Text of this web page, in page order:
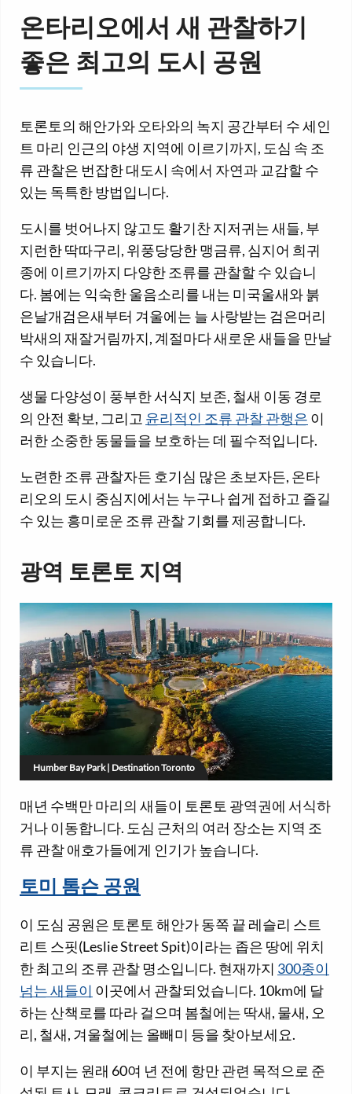
온타리오에서 새 관찰하기
좋은 최고의 도시 공원
토론토의 해안가와 오타와의 녹지 공간부터 수 세인
트 마리 인근의 야생 지역에 이르기까지, 도심 속 조
류 관찰은 번잡한 대도시 속에서 자연과 교감할 수
있는 독특한 방법입니다.
도시를 벗어나지 않고도 활기찬 지저귀는 새들, 부
지런한 딱따구리, 위풍당당한 맹금류, 심지어 희귀
종에 이르기까지 다양한 조류를 관찰할 수 있습니
다. 봄에는 익숙한 울음소리를 내는 미국울새와 붉
은날개검은새부터 겨울에는 늘 사랑받는 검은머리
박새의 재잘거림까지, 계절마다 새로운 새들을 만날
수 있습니다.
생물 다양성이 풍부한 서식지 보존, 철새 이동 경로
의 안전 확보, 그리고 윤리적인 조류 관찰 관행은 이
러한 소중한 동물들을 보호하는 데 필수적입니다.
노련한 조류 관찰자든 호기심 많은 초보자든, 온타
리오의 도시 중심지에서는 누구나 쉽게 접하고 즐길
수 있는 흥미로운 조류 관찰 기회를 제공합니다.
광역 토론토 지역
Humber Bay Park | Destination Toronto
매년 수백만 마리의 새들이 토론토 광역권에 서식하
거나 이동합니다. 도심 근처의 여러 장소는 지역 조
류 관찰 애호가들에게 인기가 높습니다.
토미 톰슨 공원
이 도심 공원은 토론토 해안가 동쪽 끝 레슬리 스트
리트 스핏(Leslie Street Spit)이라는 좁은 땅에 위치
한 최고의 조류 관찰 명소입니다. 현재까지 300종이
넘는 새들이 이곳에서 관찰되었습니다. 10km에 달
하는 산책로를 따라 걸으며 봄철에는 딱새, 물새, 오
리, 철새, 겨울철에는 올빼미 등을 찾아보세요.
이 부지는 원래 60여 년 전에 항만 관련 목적으로 준